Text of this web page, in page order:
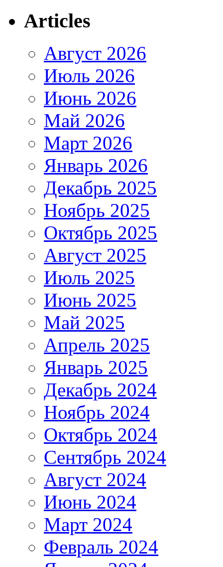
Articles
Август 2026
Июль 2026
Июнь 2026
Май 2026
Март 2026
Январь 2026
Декабрь 2025
Ноябрь 2025
Октябрь 2025
Август 2025
Июль 2025
Июнь 2025
Май 2025
Апрель 2025
Январь 2025
Декабрь 2024
Ноябрь 2024
Октябрь 2024
Сентябрь 2024
Август 2024
Июнь 2024
Март 2024
Февраль 2024